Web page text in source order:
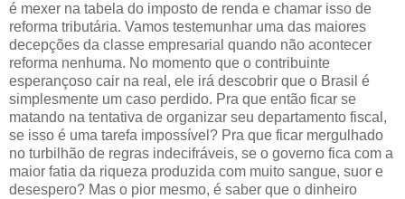
é mexer na tabela do imposto de renda e chamar isso de
reforma tributária. Vamos testemunhar uma das maiores
decepções da classe empresarial quando não acontecer
reforma nenhuma. No momento que o contribuinte
esperançoso cair na real, ele irá descobrir que o Brasil é
simplesmente um caso perdido. Pra que então ficar se
matando na tentativa de organizar seu departamento fiscal,
se isso é uma tarefa impossível? Pra que ficar mergulhado
no turbilhão de regras indecifráveis, se o governo fica com a
maior fatia da riqueza produzida com muito sangue, suor e
desespero? Mas o pior mesmo, é saber que o dinheiro